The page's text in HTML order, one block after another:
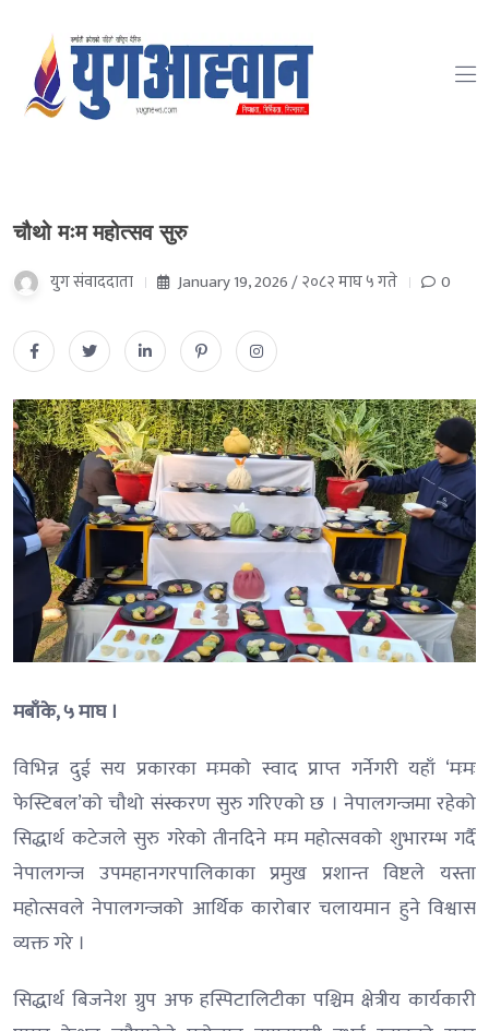
चौथो मःम महोत्सव सुरु
युग संवाददाता January 19, 2026 / २०८२ माघ ५ गते 0
मबाँके, ५ माघ ।
विभिन्न दुई सय प्रकारका मःमको स्वाद प्राप्त गर्नेगरी यहाँ ‘मःमः
फेस्टिबल’को चौथो संस्करण सुरु गरिएको छ । नेपालगन्जमा रहेको
सिद्धार्थ कटेजले सुरु गरेको तीनदिने मःम महोत्सवको शुभारम्भ गर्दै
नेपालगन्ज उपमहानगरपालिकाका प्रमुख प्रशान्त विष्टले यस्ता
महोत्सवले नेपालगन्जको आर्थिक कारोबार चलायमान हुने विश्वास
व्यक्त गरे ।
सिद्धार्थ बिजनेश ग्रुप अफ हस्पिटालिटीका पश्चिम क्षेत्रीय कार्यकारी